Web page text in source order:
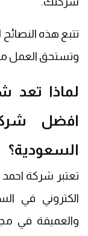
تتبع هذه النصائح
وتستحق العمل
لماذا تعد
افضل
السعودية؟
تعتبر شركة
الكتروني في
والعميقة في